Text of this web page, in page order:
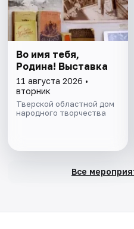
Во имя тебя,
Родина! Выставка
11 августа 2026 •
вторник
Тверской областной дом
народного творчества
Все